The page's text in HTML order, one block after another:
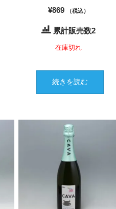
¥869 （税込）
累計販売数2
在庫切れ
続きを読む